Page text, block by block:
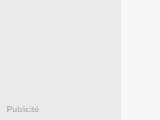
Publicité